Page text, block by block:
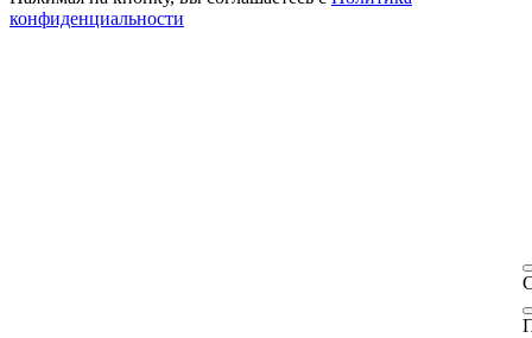
конфиденциальности